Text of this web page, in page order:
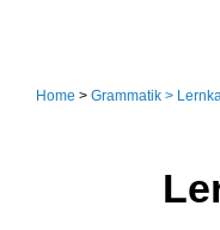
Home > Grammatik >